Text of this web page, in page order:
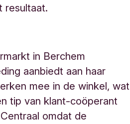
resultaat.
in Berchem
aanbiedt aan haar
mee in de winkel, wat
tip van klant-coöperant
omdat de